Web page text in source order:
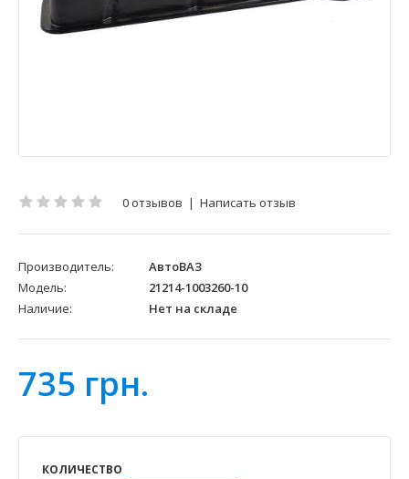
0 отзывов | Написать отзыв
Производитель:
АвтоВАЗ
Модель:
21214-1003260-10
Наличие:
Нет на складе
735 грн.
КОЛИЧЕСТВО